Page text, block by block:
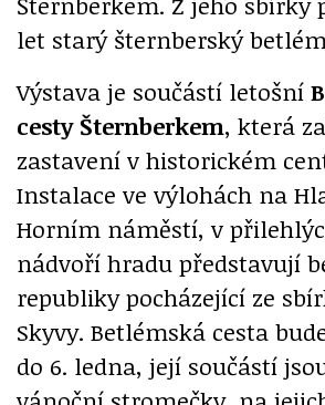
let starý šternberský
Výstava je součástí letošní
cesty Šternberkem, která
zastavení v historickém
Instalace ve výlohách na
Horním náměstí, v
nádvoří hradu představují
republiky pocházející ze
Skyvy. Betlémská cesta
do 6. ledna, její součástí